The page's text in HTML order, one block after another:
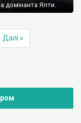
домінанта Ялти.
Далі »